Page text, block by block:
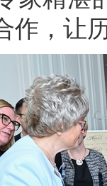
作，让